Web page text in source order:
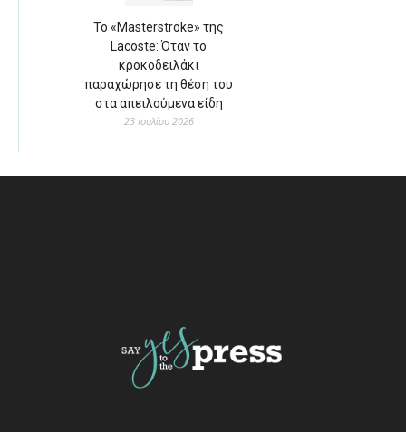
Το «Masterstroke» της
Lacoste: Όταν το
κροκοδειλάκι
παραχώρησε τη θέση του
στα απειλούμενα είδη
23 Ιουλίου 2026